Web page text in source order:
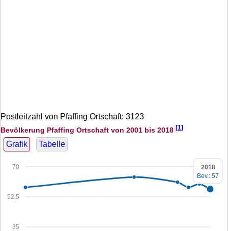
Postleitzahl von Pfaffing Ortschaft: 3123
Bevölkerung Pfaffing Ortschaft von 2001 bis 2018 [1]
Grafik Tabelle
35
52.5
70
2018
Bev.: 57